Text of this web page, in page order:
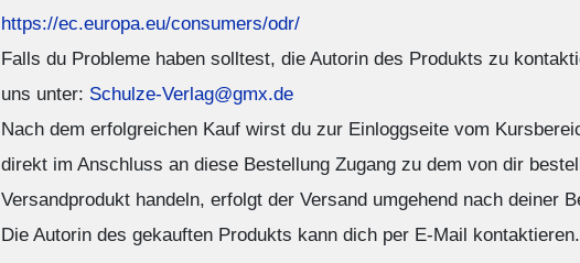
https://ec.europa.eu/consumers/odr/
Falls du Probleme haben solltest, die Autorin des Produkts zu
uns unter: Schulze-Verlag@gmx.de
Nach dem erfolgreichen Kauf wirst du zur Einloggseite vom
direkt im Anschluss an diese Bestellung Zugang zu dem von dir
Versandprodukt handeln, erfolgt der Versand umgehend nach deiner
Die Autorin des gekauften Produkts kann dich per E-Mail kontaktieren.